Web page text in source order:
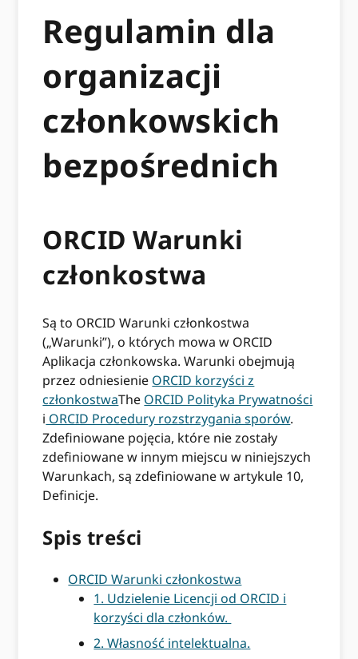
Regulamin dla
organizacji
członkowskich
bezpośrednich
ORCID Warunki
członkostwa
Są to ORCID Warunki członkostwa
(„Warunki”), o których mowa w ORCID
Aplikacja członkowska. Warunki obejmują
przez odniesienie ORCID korzyści z
członkostwaThe ORCID Polityka Prywatności
i ORCID Procedury rozstrzygania sporów.
Zdefiniowane pojęcia, które nie zostały
zdefiniowane w innym miejscu w niniejszych
Warunkach, są zdefiniowane w artykule 10,
Definicje.
Spis treści
ORCID Warunki członkostwa
1. Udzielenie Licencji od ORCID i
korzyści dla członków.
2. Własność intelektualna.